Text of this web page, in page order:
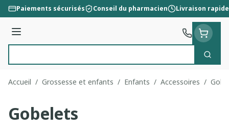
Aller au contenu
Paiements sécurisés Conseil du pharmacien Livraison rapide
Menu
Accueil / Grossesse et enfants / Enfants / Accessoires /
Gobelets